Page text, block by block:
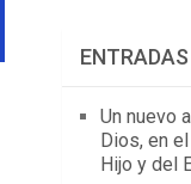
Un nuevo
Dios, en
Hijo y del